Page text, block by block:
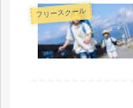
フリースクール